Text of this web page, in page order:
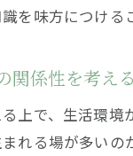
を味方につける
関係性を考え
上で、生活環
れる場が多い